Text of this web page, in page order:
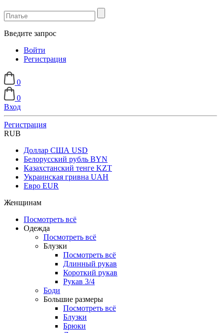
Введите запрос
Войти
Регистрация
0
0
Вход
Регистрация
RUB
Доллар США USD
Белорусский рубль BYN
Казахстанский тенге KZT
Украинская гривна UAH
Евро EUR
Женщинам
Посмотреть всё
Одежда
Посмотреть всё
Блузки
Посмотреть всё
Длинный рукав
Короткий рукав
Рукав 3/4
Боди
Большие размеры
Посмотреть всё
Блузки
Брюки